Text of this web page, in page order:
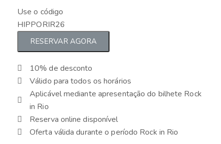
Use o código
HIPPORIR26
RESERVAR AGORA
10% de desconto
Válido para todos os horários
Aplicável mediante apresentação do bilhete Rock
in Rio
Reserva online disponível
Oferta válida durante o período Rock in Rio